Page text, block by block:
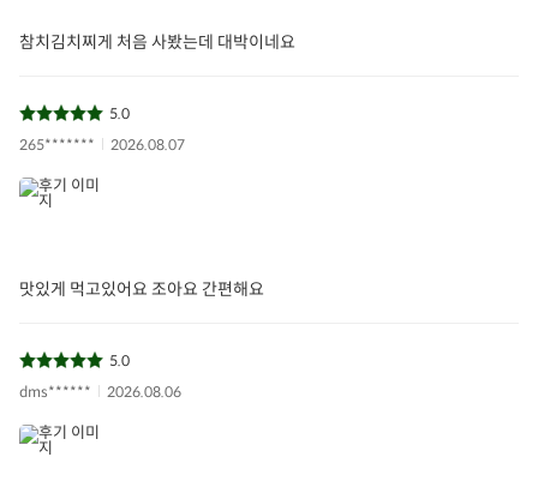
참치김치찌게 처음 사봤는데 대박이네요
5.0
265*******
2026.08.07
맛있게 먹고있어요 조아요 간편해요
5.0
dms******
2026.08.06